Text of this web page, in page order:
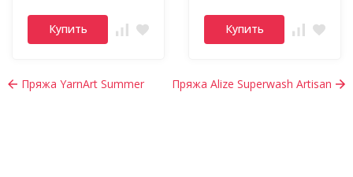
Купить Купить
Пряжа YarnArt Summer Пряжа Alize Superwash Artisan